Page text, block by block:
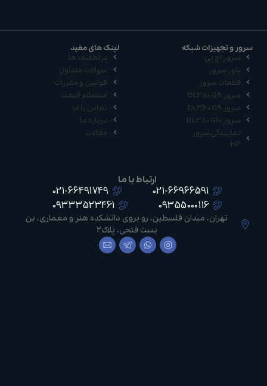
سرور و تجهیزات شبکه
سرور اچ پی
پاور سرور
قطعات سرور
سرور DL380 G9
سرور DL360 G9
سرور DL380 G10
نمایندگی سرور
HP
لینک های مفید
پرتخفیف ها
سوالات متداول
قوانین و مقررات
استعلام قیمت
تماس با ما
درباره ما
مقالات
ارتباط با ما
021-66966591
021-66491749
09355000116
09333523461
تهران، میدان فلسطین، رو بروی دانشکده هنر و معماری، بن
بست فتحی، پلاک2